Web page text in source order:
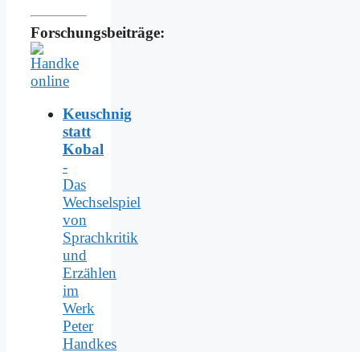
Forschungsbeiträge:
Keuschnig
statt
Kobal
-
Das
Wechselspiel
von
Sprachkritik
und
Erzählen
im
Werk
Peter
Handkes